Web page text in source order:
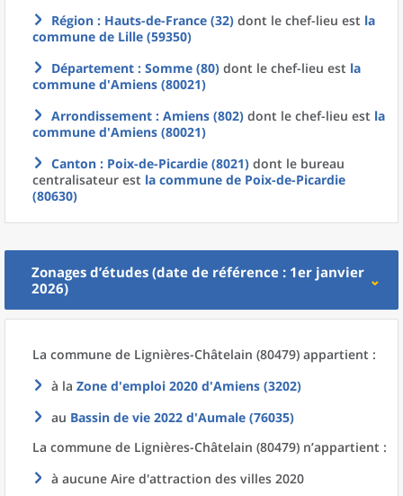
Région : Hauts-de-France (32) dont le chef-lieu est la
commune de Lille (59350)
Département : Somme (80) dont le chef-lieu est la
commune d'Amiens (80021)
Arrondissement : Amiens (802) dont le chef-lieu est la
commune d'Amiens (80021)
Canton : Poix-de-Picardie (8021) dont le bureau
centralisateur est la commune de Poix-de-Picardie
(80630)
Zonages d’études (date de référence : 1er janvier
2026)
La commune de Lignières-Châtelain (80479) appartient :
à la Zone d'emploi 2020 d'Amiens (3202)
au Bassin de vie 2022 d'Aumale (76035)
La commune de Lignières-Châtelain (80479) n’appartient :
à aucune Aire d'attraction des villes 2020